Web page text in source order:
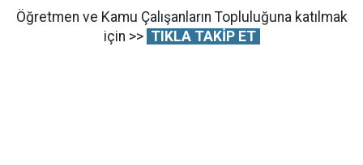
Öğretmen ve Kamu Çalışanların Topluluğuna katılmak
için >> TIKLA TAKİP ET